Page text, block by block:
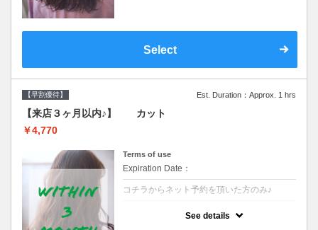
Select
【早割優待】 Est. Duration：Approx. 1 hrs
【来店３ヶ月以内♪】 カット
￥4,770
Terms of use
Expiration Date：
コチラからネット予約を頂いた方のみ♪
See details